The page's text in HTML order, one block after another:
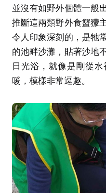
並沒有如野外個體一般
推斷這兩類野外食蟹獴
令人印象深刻的，是牠
的池畔沙灘，貼著沙地
日光浴，就像是剛從
暖，模樣非常逗趣。